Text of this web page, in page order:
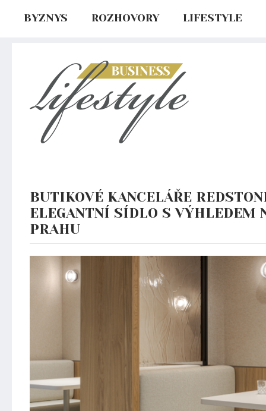
BYZNYS ROZHOVORY LIFESTYLE
BUTIKOVÉ KANCELÁŘE
ELEGANTNÍ SÍDLO S VÝHLEDEM
PRAHU